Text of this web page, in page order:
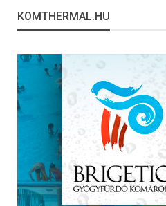
KOMTHERMAL.HU